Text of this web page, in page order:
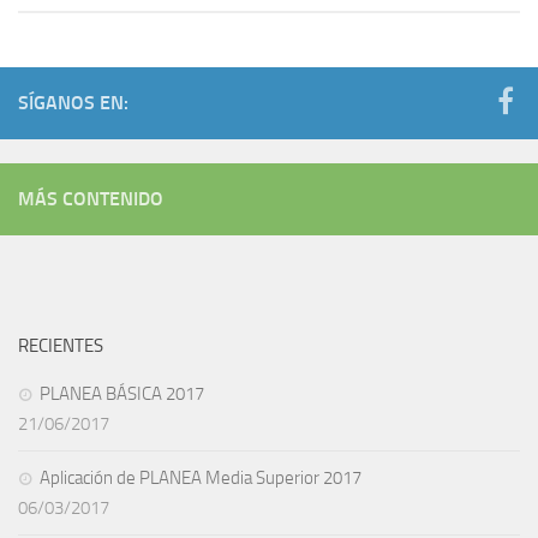
SÍGANOS EN:
MÁS CONTENIDO
RECIENTES
PLANEA BÁSICA 2017
21/06/2017
Aplicación de PLANEA Media Superior 2017
06/03/2017